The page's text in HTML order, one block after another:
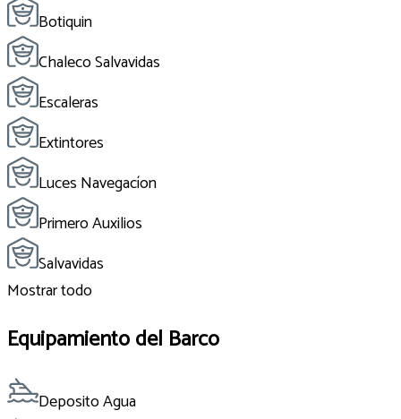
Botiquin
Chaleco Salvavidas
Escaleras
Extintores
Luces Navegacíon
Primero Auxilios
Salvavidas
Mostrar todo
Equipamiento del Barco
Deposito Agua